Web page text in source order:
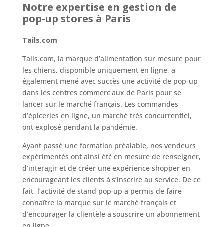
Notre expertise en gestion de
pop-up stores à Paris
Tails.com
Tails.com, la marque d’alimentation sur mesure pour
les chiens, disponible uniquement en ligne, a
également mené avec succès une activité de pop-up
dans les centres commerciaux de Paris pour se
lancer sur le marché français. Les commandes
d’épiceries en ligne, un marché très concurrentiel,
ont explosé pendant la pandémie.
Ayant passé une formation préalable, nos vendeurs
expérimentés ont ainsi été en mesure de renseigner,
d’interagir et de créer une expérience shopper en
encourageant les clients à s’inscrire au service. De ce
fait, l’activité de stand pop-up a permis de faire
connaître la marque sur le marché français et
d’encourager la clientèle a souscrire un abonnement